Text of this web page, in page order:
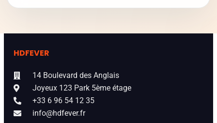
HDFEVER
14 Boulevard des Anglais
Joyeux 123 Park 5ème étage
+33 6 96 54 12 35
info@hdfever.fr